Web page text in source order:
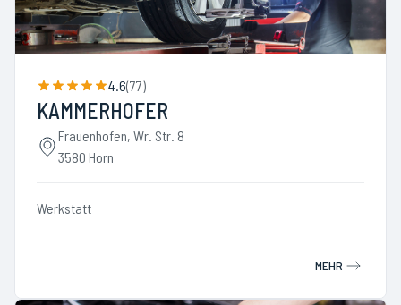
4.6(77)
KAMMERHOFER
Frauenhofen, Wr. Str. 8
3580 Horn
Werkstatt
MEHR